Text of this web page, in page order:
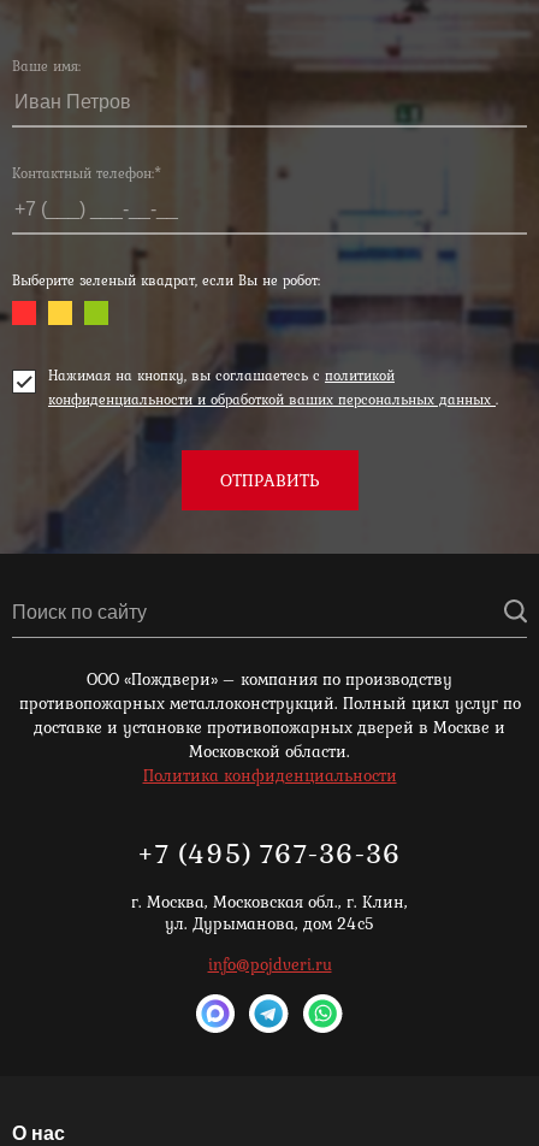
Ваше имя:
Контактный телефон:*
Выберите зеленый квадрат, если Вы не робот:
Нажимая на кнопку, вы соглашаетесь с политикой
конфиденциальности и обработкой ваших персональных данных .
ОТПРАВИТЬ
ООО «Пождвери» – компания по производству
противопожарных металлоконструкций. Полный цикл услуг по
доставке и установке противопожарных дверей в Москве и
Московской области.
Политика конфиденциальности
+7 (495) 767-36-36
г. Москва, Московская обл., г. Клин,
ул. Дурыманова, дом 24с5
info@pojdveri.ru
О нас